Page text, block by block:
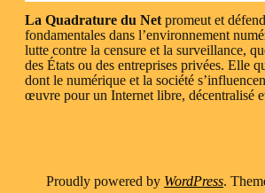
La Quadrature du Net promeut et
fondamentales dans l’environnement
lutte contre la censure et la surveillance,
des États ou des entreprises privées. Elle
dont le numérique et la société
œuvre pour un Internet libre, décentralisé
Proudly powered by WordPress.